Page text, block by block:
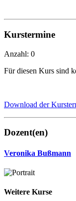
Kurstermine
Anzahl: 0
Für diesen Kurs sind
Download der
Dozent(en)
Veronika Bußmann
Weitere Kurse